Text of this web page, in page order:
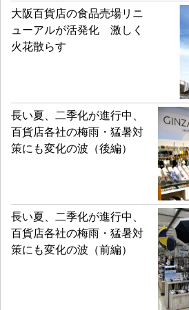
大阪百貨店の食品売場リニ
ューアルが活発化 激しく
火花散らす
長い夏、二季化が進行中、
百貨店各社の梅雨・猛暑対
策にも変化の波（後編）
長い夏、二季化が進行中、
百貨店各社の梅雨・猛暑対
策にも変化の波（前編）